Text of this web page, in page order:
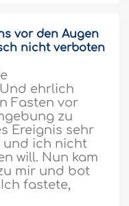
vor den Augen
nicht verboten
ehrlich
Fasten vor
zu
Ereignis sehr
und ich nicht
will. Nun kam
mir und bot
fastete,